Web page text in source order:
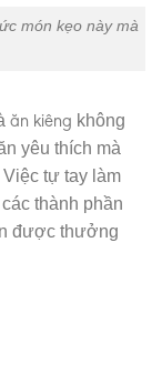
món kẹo này mà
ăn kiêng không
yêu thích mà
tự tay làm
thành phần
được thưởng